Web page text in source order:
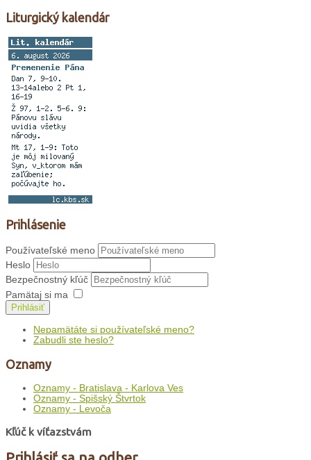
Liturgický kalendár
Prihlásenie
Používateľské meno
Heslo
Bezpečnostný kľúč
Pamätaj si ma
Prihlásiť
Nepamätáte si používateľské meno?
Zabudli ste heslo?
Oznamy
Oznamy - Bratislava - Karlova Ves
Oznamy - Spišský Štvrtok
Oznamy - Levoča
Kľúč k víťazstvám